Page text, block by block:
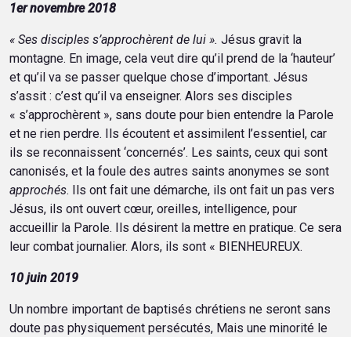
1er novembre 2018
« Ses disciples s’approchèrent de lui ». Jésus gravit la
montagne. En image, cela veut dire qu’il prend de la ‘hauteur’
et qu’il va se passer quelque chose d’important. Jésus
s’assit : c’est qu’il va enseigner. Alors ses disciples
« s’approchèrent », sans doute pour bien entendre la Parole
et ne rien perdre. Ils écoutent et assimilent l’essentiel, car
ils se reconnaissent ‘concernés’. Les saints, ceux qui sont
canonisés, et la foule des autres saints anonymes se sont
approchés. Ils ont fait une démarche, ils ont fait un pas vers
Jésus, ils ont ouvert cœur, oreilles, intelligence, pour
accueillir la Parole. Ils désirent la mettre en pratique. Ce sera
leur combat journalier. Alors, ils sont « BIENHEUREUX.
10 juin 2019
Un nombre important de baptisés chrétiens ne seront sans
doute pas physiquement persécutés, Mais une minorité le